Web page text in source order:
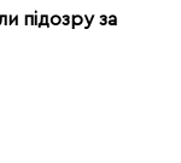
підозру за